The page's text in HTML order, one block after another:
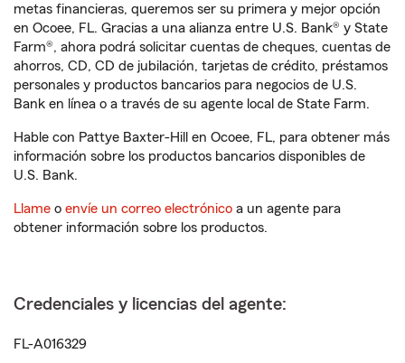
metas financieras, queremos ser su primera y mejor opción
en Ocoee, FL. Gracias a una alianza entre U.S. Bank® y State
Farm®, ahora podrá solicitar cuentas de cheques, cuentas de
ahorros, CD, CD de jubilación, tarjetas de crédito, préstamos
personales y productos bancarios para negocios de U.S.
Bank en línea o a través de su agente local de State Farm.
Hable con Pattye Baxter-Hill en Ocoee, FL, para obtener más
información sobre los productos bancarios disponibles de
U.S. Bank.
Llame o envíe un correo electrónico a un agente para
obtener información sobre los productos.
Credenciales y licencias del agente:
FL-A016329